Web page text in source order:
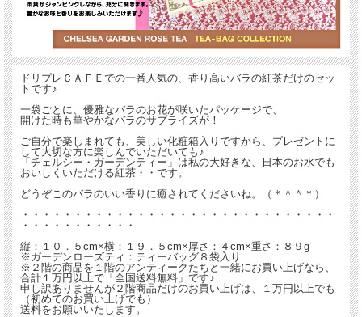
ドリプレＣＡＦＥでの一番人気の、香り高いバラの紅茶だけのセッ
トです♪
一袋ごとに、優雅なバラのお花が咲いたパッケージで、
開けた時も華やかなバラのサプライズが！
ご自分で楽しまれても、美しい化粧箱入りですから、プレゼントに
して大切な方に楽しんでいただいても♪
「チェルシー・ガーデンティー」は私の大好きな、日本のお水でも
おいしくいただける紅茶・・です。
どうぞこのバラのいい香りに癒されてくださいね。（＊＾＾＊）
・・・・・・・・・・・・・・・・・・・・・・・・・・・・・・
・・・・・・・・・・・
縦：１０．５cm×横：１９．５cm×厚さ：４cm×重さ：８９g
※ガーデンローズティ：ティーバッグ８袋入り
※２階の商品を１階のアンティークたちと一緒にお買い上げなら、
合計１万円以上で「全国送料無料」です♪
申し訳ありませんが２階商品だけのお買い上げは、１万円以上でも
（初めてのお買い上げでも）
送料をお願いいたします。